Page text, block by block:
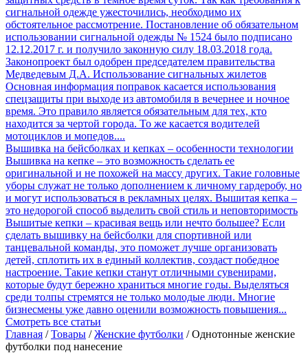
сигнальной одежде ужесточились, необходимо их
обстоятельное рассмотрение. Постановление об обязательном
использовании сигнальной одежды № 1524 было подписано
12.12.2017 г. и получило законную силу 18.03.2018 года.
Законопроект был одобрен председателем правительства
Медведевым Д.А. Использование сигнальных жилетов
Основная информация поправок касается использования
спецзащиты при выходе из автомобиля в вечернее и ночное
время. Это правило является обязательным для тех, кто
находится за чертой города. То же касается водителей
мотоциклов и мопедов....
Вышивка на бейсболках и кепках – особенности технологии
Вышивка на кепке – это возможность сделать ее
оригинальной и не похожей на массу других. Такие головные
уборы служат не только дополнением к личному гардеробу, но
и могут использоваться в рекламных целях. Вышитая кепка –
это недорогой способ выделить свой стиль и неповторимость
Вышитые кепки – красивая вещь или нечто большее? Если
сделать вышивку на бейсболки для спортивной или
танцевальной команды, это поможет лучше организовать
детей, сплотить их в единый коллектив, создаст победное
настроение. Такие кепки станут отличными сувенирами,
которые будут бережно храниться многие годы. Выделяться
среди толпы стремятся не только молодые люди. Многие
бизнесмены уже давно оценили возможность повышения...
Смотреть все статьи
Главная /Товары /Женские футболки /Однотонные женские
футболки под нанесение